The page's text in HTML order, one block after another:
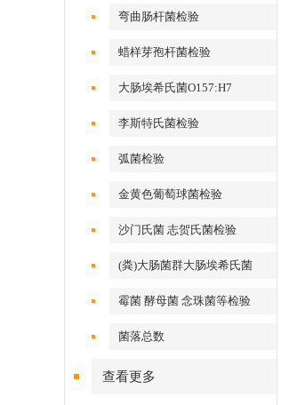
弯曲肠杆菌检验
蜡样芽孢杆菌检验
大肠埃希氏菌O157:H7
李斯特氏菌检验
弧菌检验
金黄色葡萄球菌检验
沙门氏菌 志贺氏菌检验
(粪)大肠菌群大肠埃希氏菌
霉菌 酵母菌 念珠菌等检验
菌落总数
查看更多